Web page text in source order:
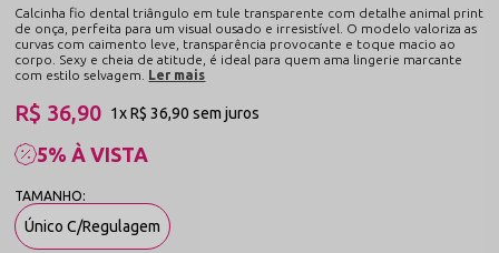
Calcinha fio dental triângulo em tule transparente com detalhe animal print
de onça, perfeita para um visual ousado e irresistível. O modelo valoriza as
curvas com caimento leve, transparência provocante e toque macio ao
corpo. Sexy e cheia de atitude, é ideal para quem ama lingerie marcante
com estilo selvagem.
Ler mais
5% À VISTA
R$ 36,90 1xR$ 36,90sem juros
Único C/Regulagem